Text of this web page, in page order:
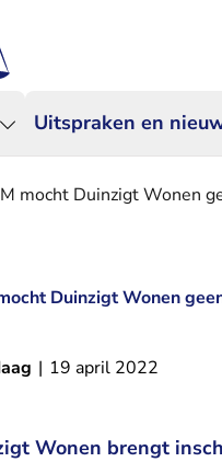
Uitspraken en
mocht Duinzigt Wonen
Duinzigt Wonen
| 19 april 2022
Wonen brengt